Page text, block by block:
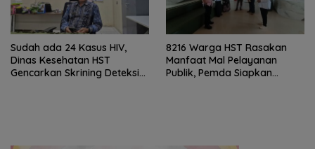
Sudah ada 24 Kasus HIV,
Dinas Kesehatan HST
Gencarkan Skrining Deteksi
8216 Warga HST Rasakan
Manfaat Mal Pelayanan
Publik, Pemda Siapkan